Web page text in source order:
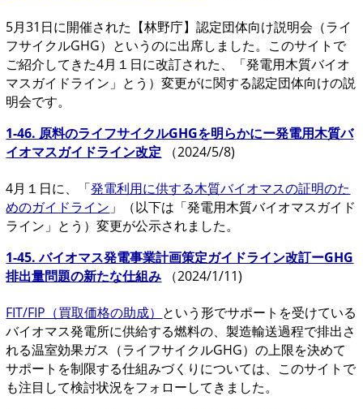
5月31日に開催された【林野庁】認定団体向け説明会（ライ
フサイクルGHG）というのに出席しました。このサイトで
ご紹介してきた4月１日に改訂された、「発電用木質バイオ
マスガイドライン」とう）変更がに関する認定団体向けの説
明会です。
1-46. 原料のライフサイクルGHGを明らかにー発電用木質バ
イオマスガイドライン改定 （2024/5/8)
4月１日に、「発電利用に供する木質バイオマスの証明のた
めのガイドライン 」（以下は「発電用木質バイオマスガイド
ライン」とう）変更が公示されました。
1-45. バイオマス発電事業計画策定ガイドライン改訂ーGHG
排出量問題の新たな仕組み （2024/1/11)
FIT/FIP（買取価格の助成） という形でサポートを受けている
バイオマス発電所に供給する燃料の、製造輸送過程で排出さ
れる温室効果ガス（ライフサイクルGHG）の上限を決めて
サポートを制限する仕組みづくりについては、このサイトで
も注目して検討状況をフォローしてきました。